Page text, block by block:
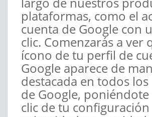
plataformas, como el
cuenta de Google con
clic. Comenzarás a ver
ícono de tu perfil de
Google aparece de
destacada en todos
de Google,
clic de tu